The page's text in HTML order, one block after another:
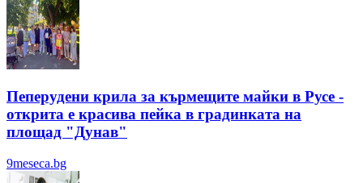
Пеперудени крила за кърмещите майки в Русе -
открита е красива пейка в градинката на
площад "Дунав"
9meseca.bg